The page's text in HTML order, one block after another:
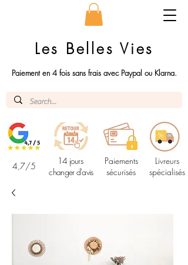
Les Belles Vies
Paiement en 4 fois sans frais avec Paypal ou Klarna.
4,7/5
14 jours
changer d'avis
Paiements
sécurisés
Livreurs
spécialisés